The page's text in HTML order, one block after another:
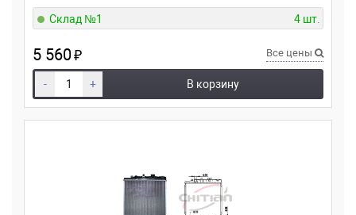
Склад №1 4 шт.
5 560₽ Все цены
- + В корзину